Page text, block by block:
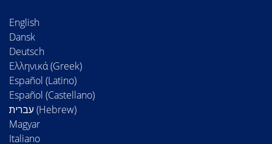
English
Dansk
Deutsch
Ελληνικά (Greek)
Español (Latino)
Español (Castellano)
Magyar
Italiano